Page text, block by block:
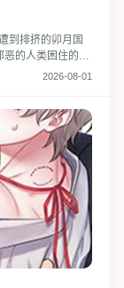
到排挤的卯月国
恶的人类困住的神
里，有着像糖饼一
子吧，好吗？”
2026-08-01